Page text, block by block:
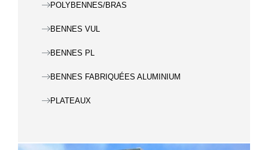
POLYBENNES/BRAS
BENNES VUL
BENNES PL
BENNES FABRIQUÉES ALUMINIUM​
PLATEAUX